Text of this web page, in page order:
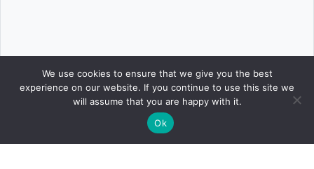
CONCOURS
We use cookies to ensure that we give you the best
experience on our website. If you continue to use this site we
will assume that you are happy with it.
Ok